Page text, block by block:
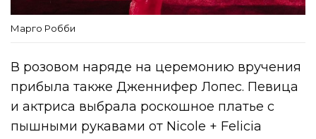
Марго Робби
В розовом наряде на церемонию вручения
прибыла также Дженнифер Лопес. Певица
и актриса выбрала роскошное платье с
пышными рукавами от Nicole + Felicia